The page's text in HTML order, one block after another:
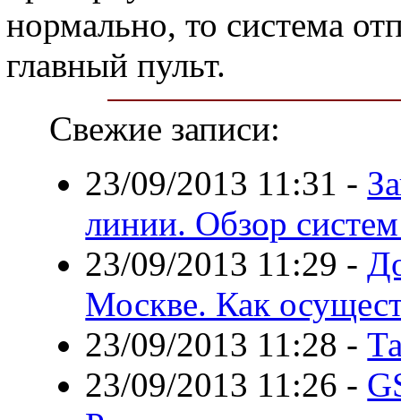
нормально, то система
главный пульт.
Свежие записи:
23/09/2013 11:31 -
линии. Обзор
23/09/2013 11:29 -
Москве. Как
23/09/2013 11:28 -
23/09/2013 11:26 -